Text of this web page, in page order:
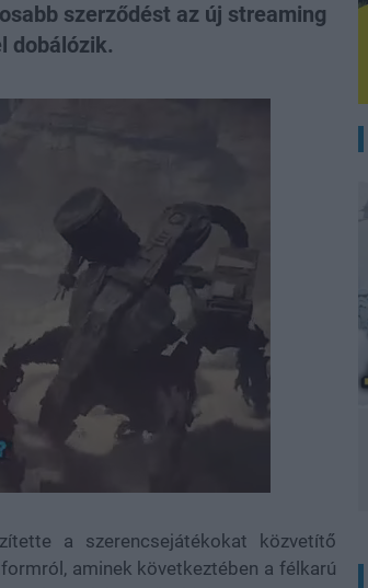
szerződést az új streaming
dobálózik.
a szerencsejátékokat közvetítő
aminek következtében a félkarú